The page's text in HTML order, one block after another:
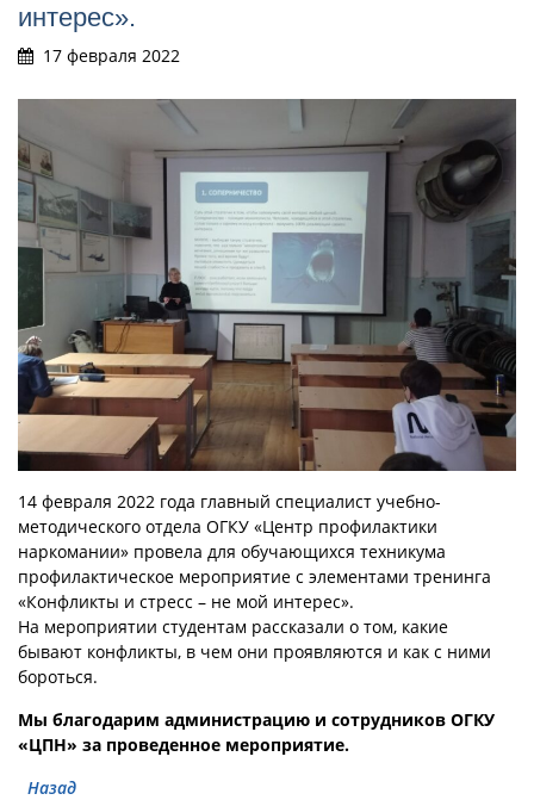
интерес».
17 февраля 2022
14 февраля 2022 года главный специалист учебно-
методического отдела ОГКУ «Центр профилактики
наркомании» провела для обучающихся техникума
профилактическое мероприятие с элементами тренинга
«Конфликты и стресс – не мой интерес».
На мероприятии студентам рассказали о том, какие
бывают конфликты, в чем они проявляются и как с ними
бороться.
Мы благодарим администрацию и сотрудников ОГКУ
«ЦПН» за проведенное мероприятие.
Назад